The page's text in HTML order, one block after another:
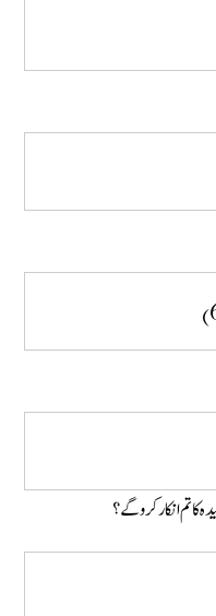
تم انکار کرو گے؟